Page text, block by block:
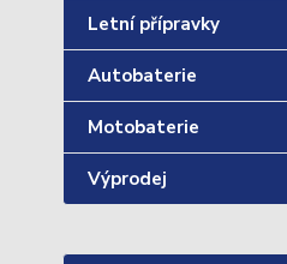
Letní přípravky
Autobaterie
Motobaterie
Výprodej